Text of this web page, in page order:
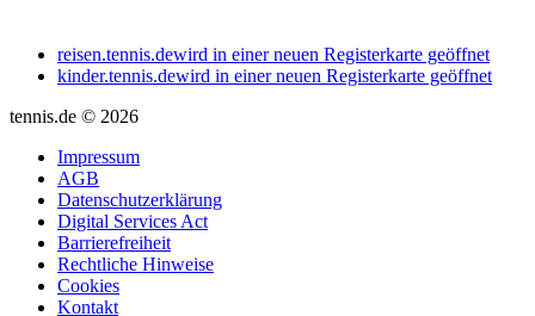
reisen.tennis.dewird in einer neuen Registerkarte geöffnet
kinder.tennis.dewird in einer neuen Registerkarte geöffnet
tennis.de © 2026
Impressum
AGB
Datenschutzerklärung
Digital Services Act
Barrierefreiheit
Rechtliche Hinweise
Cookies
Kontakt